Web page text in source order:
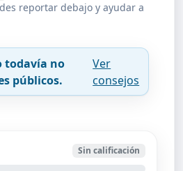
reportar debajo y ayudar a
todavía no
públicos.
Ver
consejos
Sin calificación